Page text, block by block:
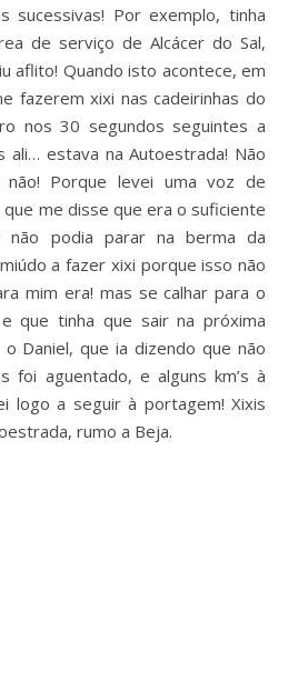
sucessivas! Por exemplo, tinha
de serviço de Alcácer do Sal,
aflito! Quando isto acontece, em
fazerem xixi nas cadeirinhas do
nos 30 segundos seguintes a
ali… estava na Autoestrada! Não
Porque levei uma voz de
me disse que era o suficiente
não podia parar na berma da
a fazer xixi porque isso não
mim era! mas se calhar para o
que tinha que sair na próxima
Daniel, que ia dizendo que não
foi aguentado, e alguns km’s à
logo a seguir à portagem! Xixis
rumo a Beja.